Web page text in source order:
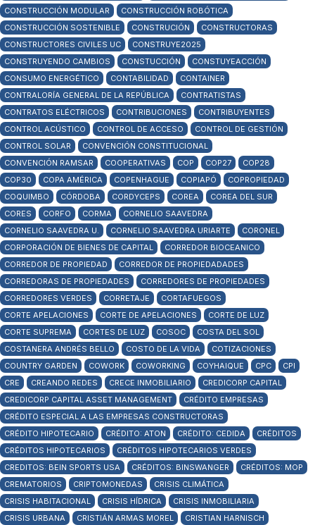
CONSTRUCCIÓN MODULAR
CONSTRUCCIÓN ROBÓTICA
CONSTRUCCIÓN SOSTENIBLE
CONSTRUCIÓN
CONSTRUCTORAS
CONSTRUCTORES CIVILES UC
CONSTRUYE2025
CONSTRUYENDO CAMBIOS
CONSTUCCIÓN
CONSTUYEACCIÓN
CONSUMO ENERGÉTICO
CONTABILIDAD
CONTAINER
CONTRALORÍA GENERAL DE LA REPÚBLICA
CONTRATISTAS
CONTRATOS ELÉCTRICOS
CONTRIBUCIONES
CONTRIBUYENTES
CONTROL ACÚSTICO
CONTROL DE ACCESO
CONTROL DE GESTIÓN
CONTROL SOLAR
CONVENCIÓN CONSTITUCIONAL
CONVENCIÓN RAMSAR
COOPERATIVAS COP COP27
COP28
COP30
COPA AMÉRICA COPENHAGUE COPIAPÓ
COPROPIEDAD
COQUIMBO
CÓRDOBA CORDYCEPS COREA
COREA DEL SUR
CORES
CORFO CORMA
CORNELIO SAAVEDRA
CORNELIO SAAVEDRA U.
CORNELIO SAAVEDRA URIARTE
CORONEL
CORPORACIÓN DE BIENES DE CAPITAL
CORREDOR BIOCEANICO
CORREDOR DE PROPIEDAD
CORREDOR DE PROPIEDADADES
CORREDORAS DE PROPIEDADES
CORREDORES DE PROPIEDADES
CORREDORES VERDES
CORRETAJE
CORTAFUEGOS
CORTE APELACIONES
CORTE DE APELACIONES
CORTE DE LUZ
CORTE SUPREMA
CORTES DE LUZ COSOC
COSTA DEL SOL
COSTANERA ANDRÉS BELLO
COSTO DE LA VIDA
COTIZACIONES
COUNTRY GARDEN
COWORK COWORKING COYHAIQUE CPC
CPI
CRE
CREANDO REDES CRECE INMOBILIARIO
CREDICORP CAPITAL
CREDICORP CAPITAL ASSET MANAGEMENT
CRÉDITO EMPRESAS
CRÉDITO ESPECIAL A LAS EMPRESAS CONSTRUCTORAS
CRÉDITO HIPOTECARIO
CRÉDITO: ATON CRÉDITO: CEDIDA
CRÉDITOS
CRÉDITOS HIPOTECARIOS
CRÉDITOS HIPOTECARIOS VERDES
CREDITOS: BEIN SPORTS USA
CRÉDITOS: BINSWANGER
CRÉDITOS: MOP
CREMATORIOS
CRIPTOMONEDAS
CRISIS CLIMÁTICA
CRISIS HABITACIONAL
CRISIS HÍDRICA
CRISIS INMOBILIARIA
CRISIS URBANA
CRISTIÁN ARMAS MOREL CRISTIAN HARNISCH